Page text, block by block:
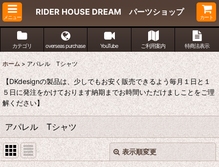
メニュー
RIDER HOUSE DREAM パーツショップ
カート
カテゴリ overseas purchase YouTube ご利用案内 特商法表示
ホーム > アパレル Tシャツ
【DKdesignの製品は、少しでもお安く販売できるよう毎月１日と１
５日に発注をかけております納期までお時間いただけましことをご理
解ください】
アパレル Tシャツ
表示順変更 閉じる